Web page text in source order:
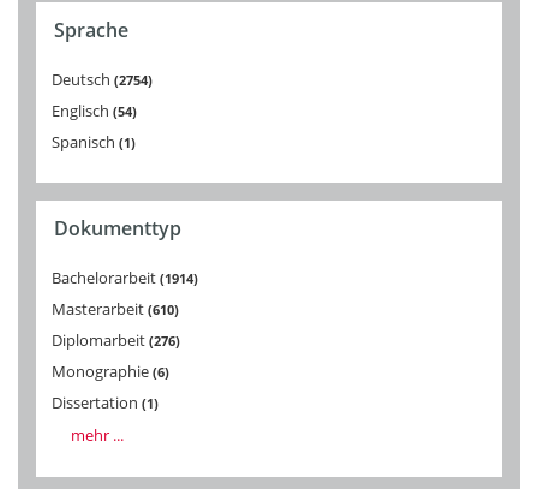
Sprache
Deutsch 2754
Englisch 54
Spanisch 1
Dokumenttyp
Bachelorarbeit 1914
Masterarbeit 610
Diplomarbeit 276
Monographie 6
Dissertation 1
mehr ...